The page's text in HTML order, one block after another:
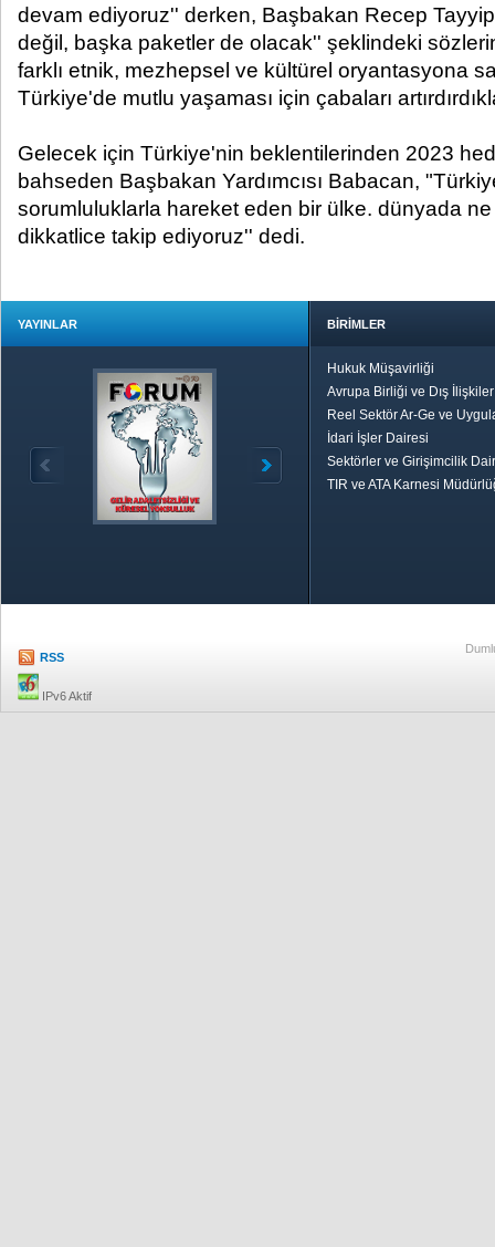
devam ediyoruz'' derken, Başbakan Recep
değil, başka paketler de olacak'' şeklindeki
farklı etnik, mezhepsel ve kültürel oryantasyona
Türkiye'de mutlu yaşaması için çabaları
Gelecek için Türkiye'nin beklentilerinden 2023
bahseden Başbakan Yardımcısı Babacan,
sorumluluklarla hareket eden bir ülke. dünyada
dikkatlice takip ediyoruz'' dedi.
YAYINLAR BİRİMLER
Hukuk Müşavirliği
Avrupa Birliği ve Dış
Reel Sektör Ar-Ge ve
İdari İşler Dairesi
Sektörler ve Girişimcilik
TIR ve ATA Karnesi
RSS
IPv6 Aktif